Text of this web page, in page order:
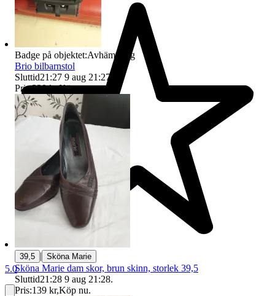
5.0
Badge på objektet:Avhämtning
Brio bilbarnstol
Sluttid21:27 9 aug 21:27
Pris:329 kr,Köp nu.
39,5 | Sköna Marie
Sköna Marie dam skor, brun skinn, storlek 39,5
Sluttid21:28 9 aug 21:28.
Pris:139 kr,Köp nu.